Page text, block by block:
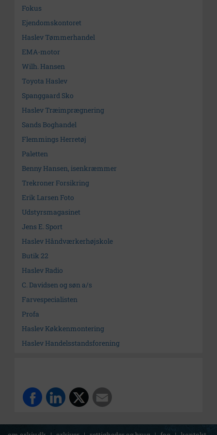
Fokus
Ejendomskontoret
Haslev Tømmerhandel
EMA-motor
Wilh. Hansen
Toyota Haslev
Spanggaard Sko
Haslev Træimprægnering
Sands Boghandel
Flemmings Herretøj
Paletten
Benny Hansen, isenkræmmer
Trekroner Forsikring
Erik Larsen Foto
Udstyrsmagasinet
Jens E. Sport
Haslev Håndværkerhøjskole
Butik 22
Haslev Radio
C. Davidsen og søn a/s
Farvespecialisten
Profa
Haslev Køkkenmontering
Haslev Handelsstandsforening